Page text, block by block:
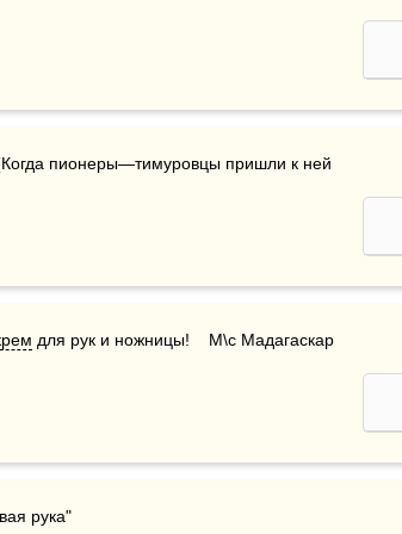
для рук и ножницы!    М\с Мадагаскар
рука"